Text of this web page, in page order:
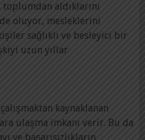
aldıklarını
oluyor, mesleklerini
sağlıklı ve besleyici bir
uzun yıllar
kaynaklanan
ulaşma imkanı verir. Bu da
ve başarısızlıkların